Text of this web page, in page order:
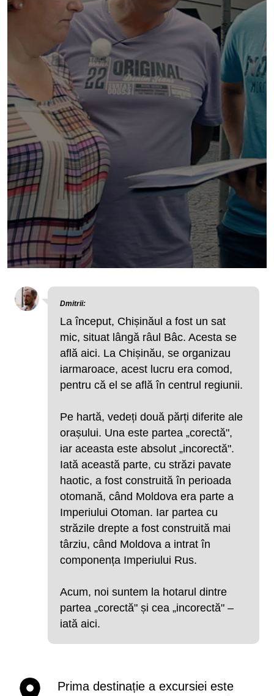
Dmitrii:
La început, Chișinăul a fost un sat
mic, situat lângă râul Bâc. Acesta se
află aici. La Chișinău, se organizau
iarmaroace, acest lucru era comod,
pentru că el se află în centrul regiunii.
Pe hartă, vedeți două părți diferite ale
orașului. Una este partea „corectă",
iar aceasta este absolut „incorectă".
Iată această parte, cu străzi pavate
haotic, a fost construită în perioada
otomană, când Moldova era parte a
Imperiului Otoman. Iar partea cu
străzile drepte a fost construită mai
târziu, când Moldova a intrat în
componența Imperiului Rus.
Acum, noi suntem la hotarul dintre
partea „corectă" și cea „incorectă" –
iată aici.
Prima destinație a excursiei este